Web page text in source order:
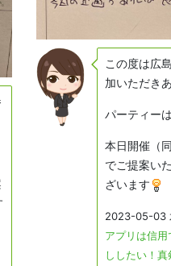
この度は広
加いただき
パーティー
本日開催（
でご提案い
ざいます
2023-05-03
アプリは信
ししたい！真